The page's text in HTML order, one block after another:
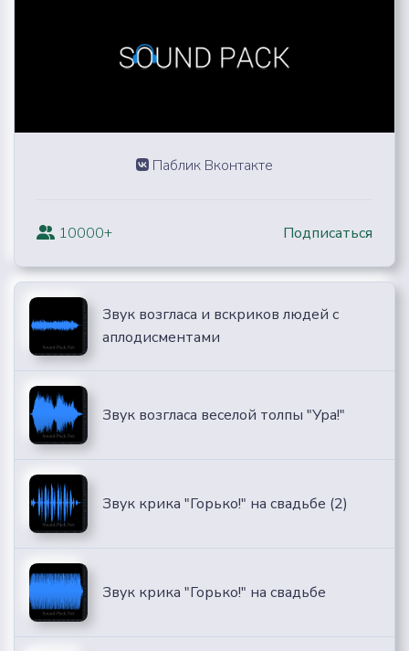
Паблик Вконтакте
10000+ Подписаться
Звук возгласа и вскриков людей с
аплодисментами
Звук возгласа веселой толпы "Ура!"
Звук крика "Горько!" на свадьбе (2)
Звук крика "Горько!" на свадьбе